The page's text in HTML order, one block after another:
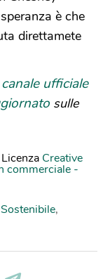
è che
direttamete
ufficiale
sulle
Creative
commerciale -
,